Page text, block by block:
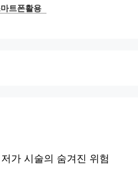
트폰활용
가 시술의 숨겨진 위험